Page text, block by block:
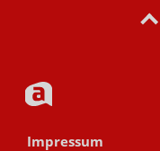
Impressum